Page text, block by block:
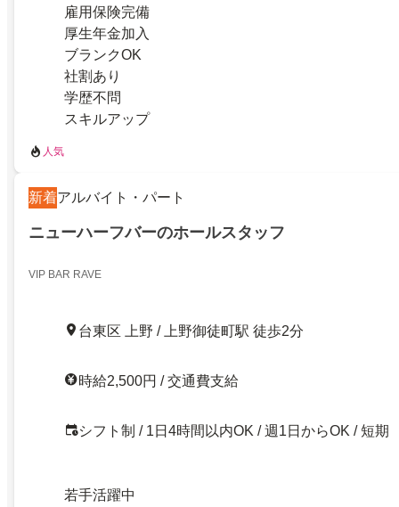
雇用保険完備
厚生年金加入
ブランクOK
社割あり
学歴不問
スキルアップ
人気
新着アルバイト・パート
ニューハーフバーのホールスタッフ
VIP BAR RAVE
台東区 上野 / 上野御徒町駅 徒歩2分
時給2,500円 / 交通費支給
シフト制 / 1日4時間以内OK / 週1日からOK / 短期
若手活躍中